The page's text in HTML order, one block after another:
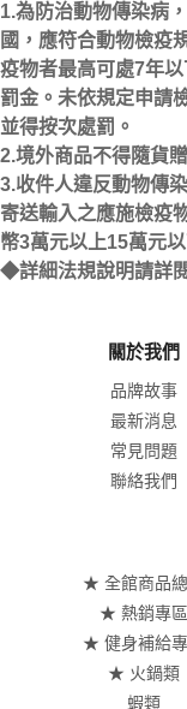
1.為防治動物傳染病
國，應符合動物檢疫
疫物者最高可處7年
罰金。未依規定申請
並得按次處罰。
2.境外商品不得隨貨
3.收件人違反動物傳
寄送輸入之應施檢疫
幣3萬元以上15萬元以
◆詳細法規說明請詳
關於我們
品牌故事
最新消息
常見問題
聯絡我們
★ 全館商品
★ 熱銷專區
★ 健身補給
★ 火鍋類
蝦類